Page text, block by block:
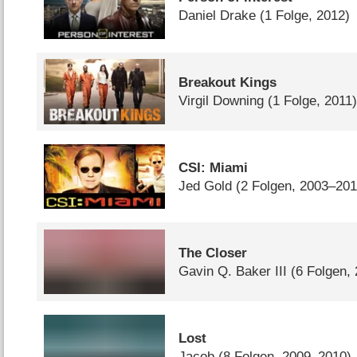
Daniel Drake (1 Folge, 2012)
Breakout Kings
Virgil Downing (1 Folge, 2011)
CSI: Miami
Jed Gold (2 Folgen,
The Closer
Gavin Q. Baker III (6 Folgen,
Lost